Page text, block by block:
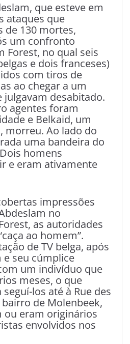
que esteve em
ataques que
de 130 mortes,
um confronto
Forest, no qual seis
e dois franceses)
com tiros de
ao chegar a um
desabitado.
agentes foram
e Belkaid, um
morreu. Ao lado do
uma bandeira do
homens
e eram ativamente
impressões
no
as autoridades
ao homem”.
de TV belga, após
e seu cúmplice
um indivíduo que
meses, o que
los até à Rue des
de Molenbeek,
ou eram originários
envolvidos nos